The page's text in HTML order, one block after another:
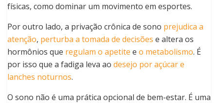
físicas, como dominar um movimento em esportes.
Por outro lado, a privação crônica de sono prejudica a
atenção, perturba a tomada de decisões e altera os
hormônios que regulam o apetite e o metabolismo. É
por isso que a fadiga leva ao desejo por açúcar e
lanches noturnos.
O sono não é uma prática opcional de bem-estar. É uma